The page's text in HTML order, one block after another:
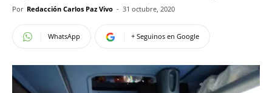
Por Redacción Carlos Paz Vivo - 31 octubre, 2020
WhatsApp + Seguinos en Google